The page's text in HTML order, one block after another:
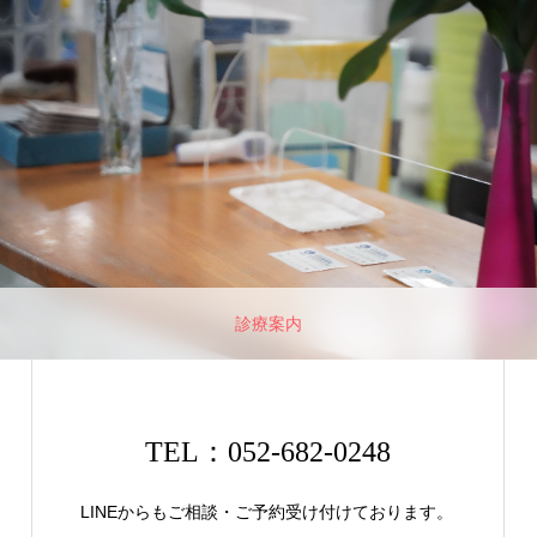
診療案内
TEL：052-682-0248
LINEからもご相談・ご予約受け付けております。